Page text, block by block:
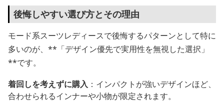
後悔しやすい選び方とその理由
モード系スーツレディースで後悔するパターンとして特に
多いのが、**「デザイン優先で実用性を無視した選択」
**です。
着回しを考えずに購入 ：インパクトが強いデザインほど、
合わせられるインナーや小物が限定されます。